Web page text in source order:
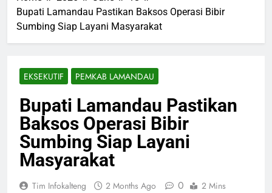
Bupati Lamandau Pastikan Baksos Operasi Bibir
Sumbing Siap Layani Masyarakat
EKSEKUTIF PEMKAB LAMANDAU
Bupati Lamandau Pastikan
Baksos Operasi Bibir
Sumbing Siap Layani
Masyarakat
Tim Infokalteng 2 Months Ago 0 2 Mins